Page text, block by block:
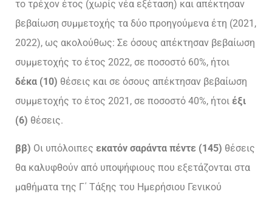
το τρέχον έτος (χωρίς νέα εξέταση) και απέκτησαν
βεβαίωση συμμετοχής τα δύο προηγούμενα έτη (2021,
2022), ως ακολούθως: Σε όσους απέκτησαν βεβαίωση
συμμετοχής το έτος 2022, σε ποσοστό 60%, ήτοι
δέκα (10) θέσεις και σε όσους απέκτησαν βεβαίωση
συμμετοχής το έτος 2021, σε ποσοστό 40%, ήτοι έξι
(6) θέσεις.
ββ) Οι υπόλοιπες εκατόν σαράντα πέντε (145) θέσεις
θα καλυφθούν από υποψήφιους που εξετάζονται στα
μαθήματα της Γ΄ Τάξης του Ημερήσιου Γενικού